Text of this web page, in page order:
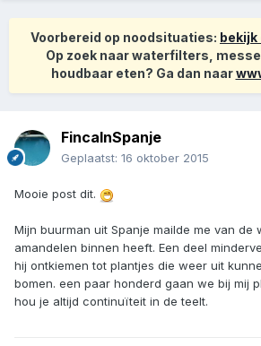
Voorbereid op noodsituaties: bekijk
Op zoek naar waterfilters,
houdbaar eten? Ga dan naar
FincaInSpanje
Geplaatst: 16 oktober 2015
Mooie post dit.
Mijn buurman uit Spanje mailde me van de
amandelen binnen heeft. Een deel
hij ontkiemen tot plantjes die weer uit
bomen. een paar honderd gaan we bij mij
hou je altijd continuïteit in de teelt.